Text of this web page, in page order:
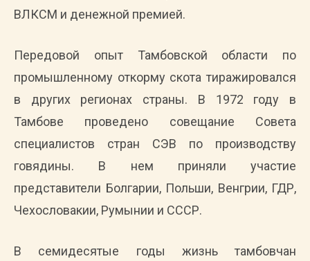
ВЛКСМ и денежной премией.
Передовой опыт Тамбовской области по
промышленному откорму скота тиражировался
в других регионах страны. В 1972 году в
Тамбове проведено совещание Совета
специалистов стран СЭВ по производству
говядины. В нем приняли участие
представители Болгарии, Польши, Венгрии, ГДР,
Чехословакии, Румынии и СССР.
В семидесятые годы жизнь тамбовчан